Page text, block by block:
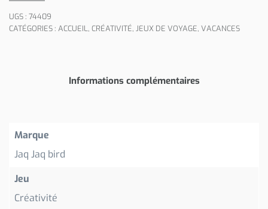
UGS : 74409
CATÉGORIES : ACCUEIL, CRÉATIVITÉ, JEUX DE VOYAGE, VACANCES
Informations complémentaires
Marque
Jaq Jaq bird
Jeu
Créativité